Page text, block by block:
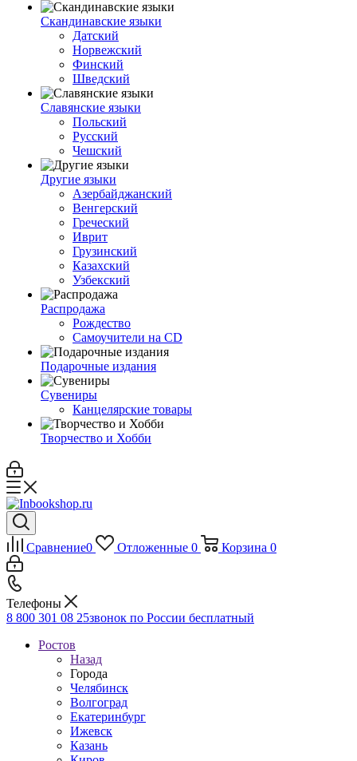
Скандинавские языки
Датский
Норвежский
Финский
Шведский
Славянские языки
Польский
Русский
Чешский
Другие языки
Азербайджанский
Венгерский
Греческий
Иврит
Грузинский
Казахский
Узбекский
Распродажа
Рождество
Самоучители на CD
Подарочные издания
Сувениры
Канцелярские товары
Творчество и Хобби
Сравнение0 Отложенные 0 Корзина 0
Телефоны
8 800 301 08 25звонок по России бесплатный
Ростов
Назад
Города
Челябинск
Волгоград
Екатеринбург
Ижевск
Казань